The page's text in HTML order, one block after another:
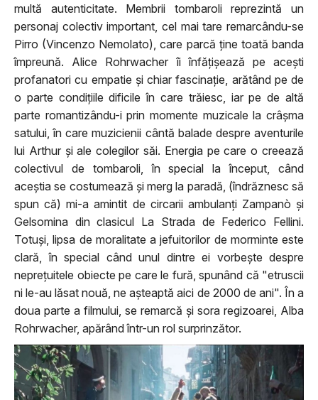
multă autenticitate. Membrii tombaroli reprezintă un
personaj colectiv important, cel mai tare remarcându-se
Pirro (Vincenzo Nemolato), care parcă ține toată banda
împreună. Alice Rohrwacher îi înfățișează pe acești
profanatori cu empatie și chiar fascinație, arătând pe de
o parte condițiile dificile în care trăiesc, iar pe de altă
parte romantizându-i prin momente muzicale la crâșma
satului, în care muzicienii cântă balade despre aventurile
lui Arthur și ale colegilor săi. Energia pe care o creează
colectivul de tombaroli, în special la început, când
aceștia se costumează și merg la paradă, (îndrăznesc să
spun că) mi-a amintit de circarii ambulanți Zampanò și
Gelsomina din clasicul La Strada de Federico Fellini.
Totuși, lipsa de moralitate a jefuitorilor de morminte este
clară, în special când unul dintre ei vorbește despre
neprețuitele obiecte pe care le fură, spunând că "etruscii
ni le-au lăsat nouă, ne așteaptă aici de 2000 de ani". În a
doua parte a filmului, se remarcă și sora regizoarei, Alba
Rohrwacher, apărând într-un rol surprinzător.